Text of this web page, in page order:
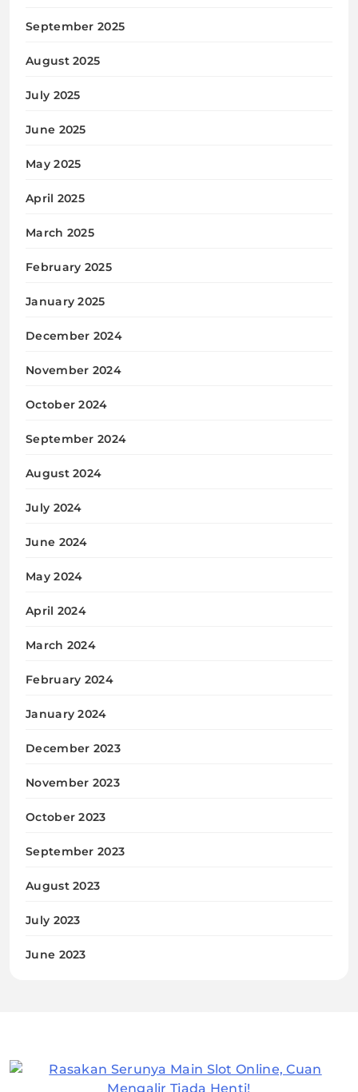
September 2025
August 2025
July 2025
June 2025
May 2025
April 2025
March 2025
February 2025
January 2025
December 2024
November 2024
October 2024
September 2024
August 2024
July 2024
June 2024
May 2024
April 2024
March 2024
February 2024
January 2024
December 2023
November 2023
October 2023
September 2023
August 2023
July 2023
June 2023